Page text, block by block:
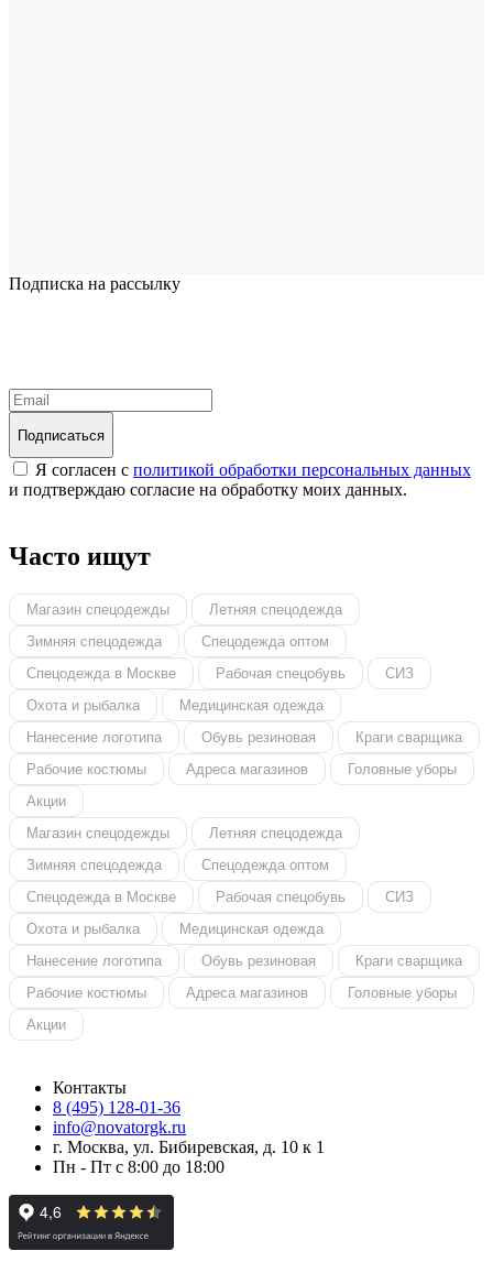
Подписка на рассылку
Подписаться
Я согласен с политикой обработки персональных данных
и подтверждаю согласие на обработку моих данных.
Часто ищут
Магазин спецодежды
Летняя спецодежда
Зимняя спецодежда
Спецодежда оптом
Спецодежда в Москве
Рабочая спецобувь
СИЗ
Охота и рыбалка
Медицинская одежда
Нанесение логотипа
Обувь резиновая
Краги сварщика
Рабочие костюмы
Адреса магазинов
Головные уборы
Акции
Магазин спецодежды
Летняя спецодежда
Зимняя спецодежда
Спецодежда оптом
Спецодежда в Москве
Рабочая спецобувь
СИЗ
Охота и рыбалка
Медицинская одежда
Нанесение логотипа
Обувь резиновая
Краги сварщика
Рабочие костюмы
Адреса магазинов
Головные уборы
Акции
Контакты
8 (495) 128-01-36
info@novatorgk.ru
г. Москва, ул. Бибиревская, д. 10 к 1
Пн - Пт с 8:00 до 18:00